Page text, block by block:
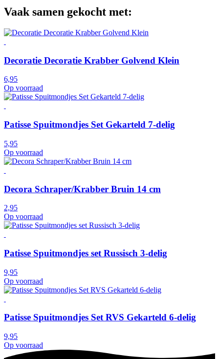
Vaak samen gekocht met:
Decoratie Decoratie Krabber Golvend Klein
6,95
Op voorraad
Patisse Spuitmondjes Set Gekarteld 7-delig
5,95
Op voorraad
Decora Schraper/Krabber Bruin 14 cm
2,95
Op voorraad
Patisse Spuitmondjes set Russisch 3-delig
9,95
Op voorraad
Patisse Spuitmondjes Set RVS Gekarteld 6-delig
9,95
Op voorraad